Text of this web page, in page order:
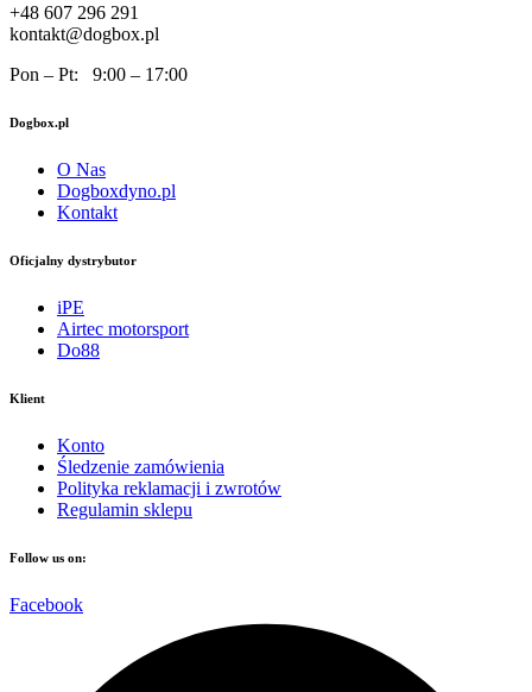
+48 607 296 291
kontakt@dogbox.pl
Pon – Pt: 9:00 – 17:00
Dogbox.pl
O Nas
Dogboxdyno.pl
Kontakt
Oficjalny dystrybutor
iPE
Airtec motorsport
Do88
Klient
Konto
Śledzenie zamówienia
Polityka reklamacji i zwrotów
Regulamin sklepu
Follow us on:
Facebook